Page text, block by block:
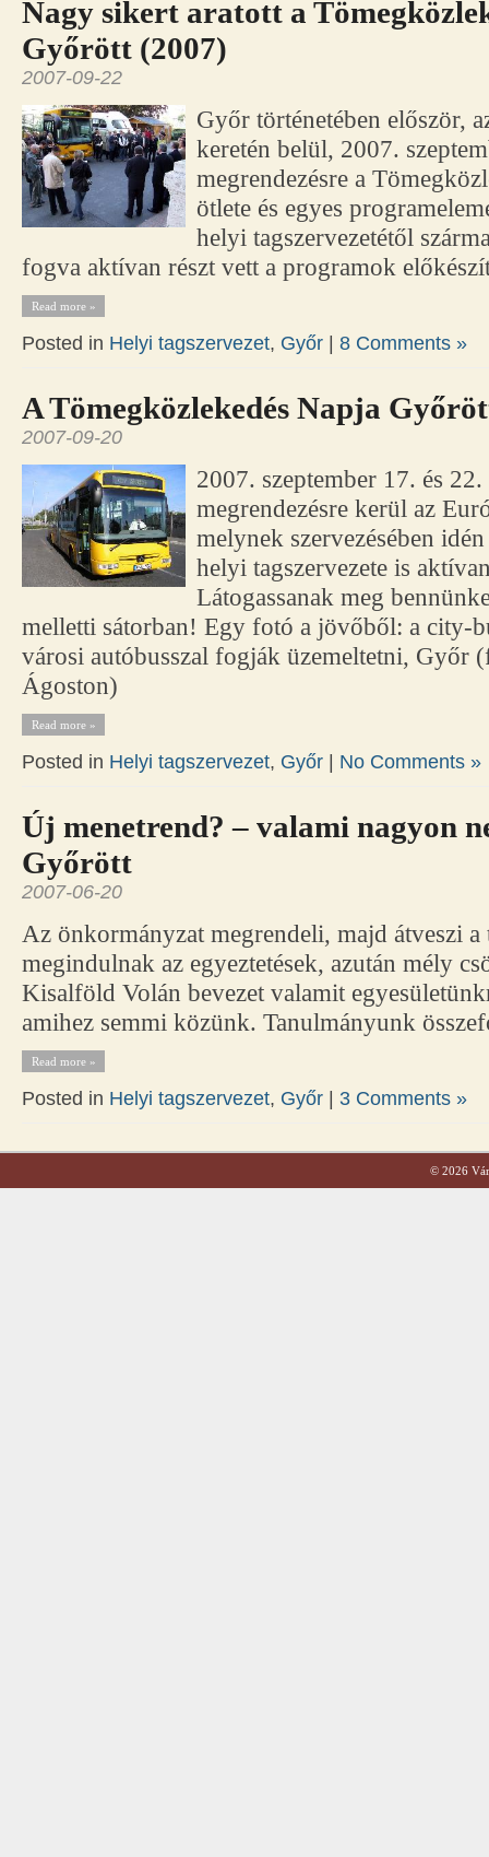
Nagy sikert aratott a
Győrött (2007)
2007-09-22
Győr történetében először,
keretén belül, 2007.
megrendezésre a
ötlete és egyes
helyi tagszervezetétől
fogva aktívan részt vett a programok
Read more »
Posted in Helyi tagszervezet, Győr | 8 Comments »
A Tömegközlekedés Napja
2007-09-20
2007. szeptember 17. és
megrendezésre kerül az
melynek szervezésében
helyi tagszervezete is
Látogassanak meg
melletti sátorban! Egy fotó a jövőből: a city-
városi autóbusszal fogják üzemeltetni, Győr
Ágoston)
Read more »
Posted in Helyi tagszervezet, Győr | No Comments »
Új menetrend? – valami nagyon
Győrött
2007-06-20
Az önkormányzat megrendeli, majd átveszi
megindulnak az egyeztetések, azután mély
Kisalföld Volán bevezet valamit
amihez semmi közünk. Tanulmányunk
Read more »
Posted in Helyi tagszervezet, Győr | 3 Comments »
© 2026